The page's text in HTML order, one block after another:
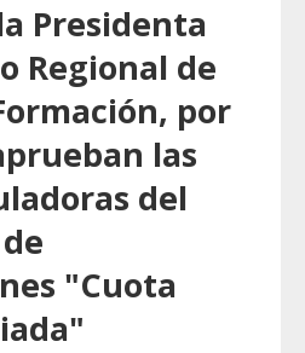
Presidenta
Regional de
por
las
del
"Cuota